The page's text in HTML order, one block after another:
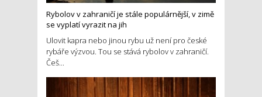
Rybolov v zahraničí je stále populárnější, v zimě
se vyplatí vyrazit na jih
Ulovit kapra nebo jinou rybu už není pro české
rybáře výzvou. Tou se stává rybolov v zahraničí.
Češ...